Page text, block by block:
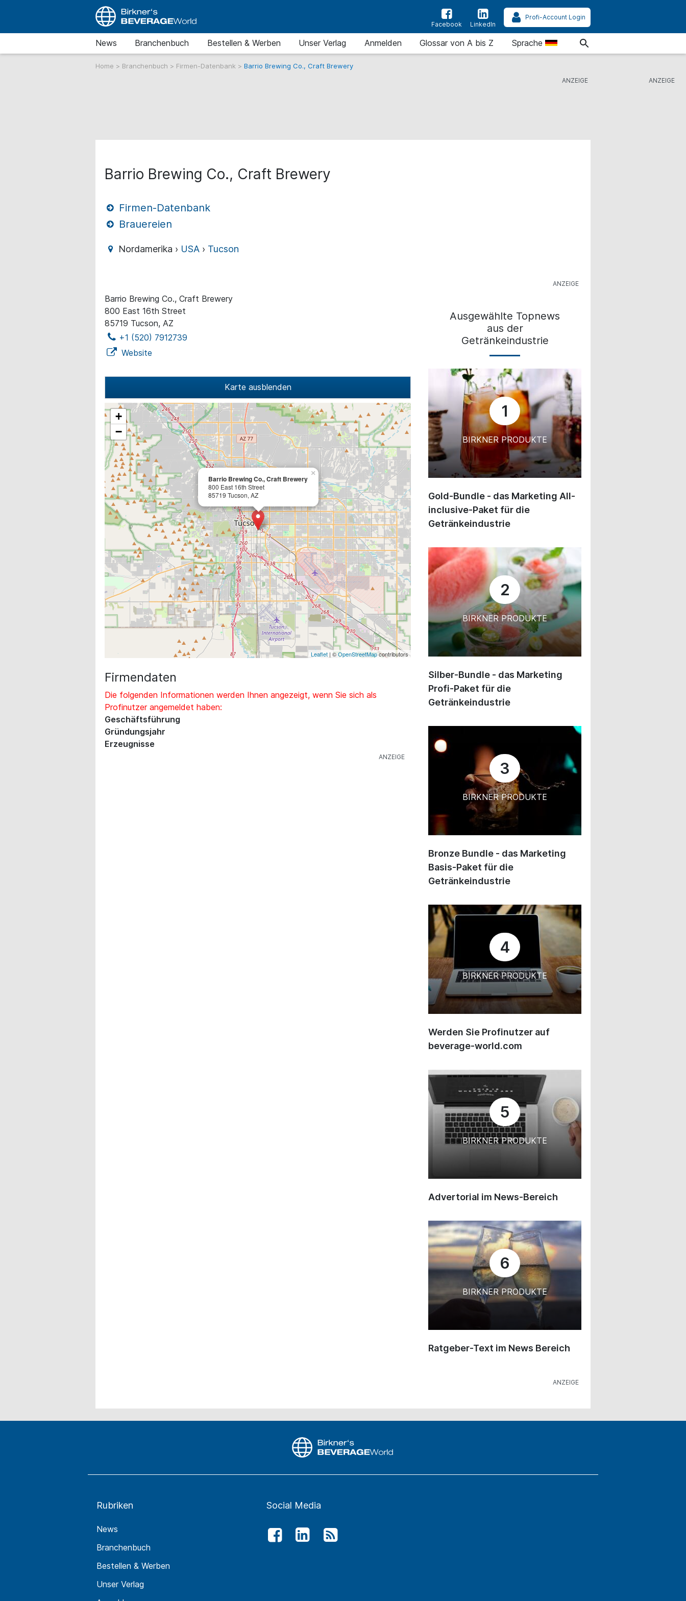
Facebook LinkedIn
Profi-Account Login
News Branchenbuch Bestellen & Werben Unser Verlag Anmelden Glossar von A bis Z Sprache
Home > Branchenbuch > Firmen-Datenbank > Barrio Brewing Co., Craft Brewery
Barrio Brewing Co., Craft Brewery
Firmen-Datenbank
Brauereien
Nordamerika › USA › Tucson
Barrio Brewing Co., Craft Brewery
800 East 16th Street
85719 Tucson, AZ
+1 (520) 7912739
Website
Karte ausblenden
Barrio Brewing Co., Craft Brewery
800 East 16th Street
85719 Tucson, AZ
×
+
−
Leaflet | ©OpenStreetMapcontributors
Firmendaten
Die folgenden Informationen werden Ihnen angezeigt, wenn Sie sich als
Profinutzer angemeldet haben:
Geschäftsführung
Gründungsjahr
Erzeugnisse
Ausgewählte Topnews
aus der
Getränkeindustrie
1
BIRKNER PRODUKTE
Gold-Bundle - das Marketing All-
inclusive-Paket für die
Getränkeindustrie
2
BIRKNER PRODUKTE
Silber-Bundle - das Marketing
Profi-Paket für die
Getränkeindustrie
3
BIRKNER PRODUKTE
Bronze Bundle - das Marketing
Basis-Paket für die
Getränkeindustrie
4
BIRKNER PRODUKTE
Werden Sie Profinutzer auf
beverage-world.com
5
BIRKNER PRODUKTE
Advertorial im News-Bereich
6
BIRKNER PRODUKTE
Ratgeber-Text im News Bereich
Rubriken
News
Branchenbuch
Bestellen & Werben
Unser Verlag
Social Media